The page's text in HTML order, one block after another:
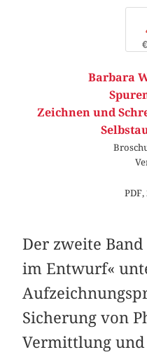
Barbara
Zeichnen und
PDF,
Der zweite
im Entwurf«
Sicherung von
Vermittlung und